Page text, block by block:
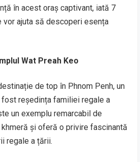
în acest oraș captivant, iată 7
ajuta să descoperi esența
Wat Preah Keo
de top în Phnom Penh, un
reședința familiei regale a
un exemplu remarcabil de
și oferă o privire fascinantă
regale a țării.